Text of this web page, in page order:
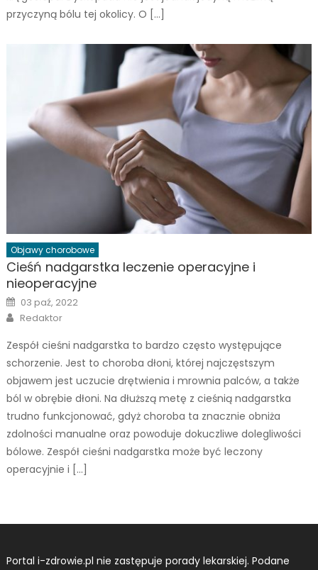
przyczyną bólu tej okolicy. O […]
Objawy chorobowe
Cieśń nadgarstka leczenie operacyjne i
nieoperacyjne
Posted
on
03 paź, 2022
Author
Redaktor
Zespół cieśni nadgarstka to bardzo często występujące
schorzenie. Jest to choroba dłoni, której najczęstszym
objawem jest uczucie drętwienia i mrownia palców, a także
ból w obrębie dłoni. Na dłuższą metę z cieśnią nadgarstka
trudno funkcjonować, gdyż choroba ta znacznie obniża
zdolności manualne oraz powoduje dokuczliwe dolegliwości
bólowe. Zespół cieśni nadgarstka może być leczony
operacyjnie i […]
Portal i-zdrowie.pl nie zastępuje porady lekarskiej. Podane